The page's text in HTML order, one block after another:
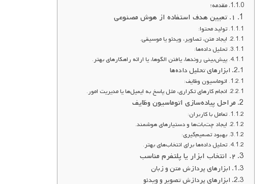
مقدمه:
۱. تعیین هدف استفاده از هوش مصنوعی
تولید محتوا:
ایجاد متن، تصاویر، ویدئو یا موسیقی.
تحلیل داده‌ها:
پیش‌بینی روندها، یافتن الگوها، یا ارائه راهکارهای بهتر.
ابزارهای تحلیل داده‌ها
اتوماسیون وظایف:
انجام کارهای تکراری، مثل پاسخ به ایمیل‌ها یا مدیریت امور.
مراحل پیاده‌سازی اتوماسیون وظایف
تعامل با کاربران:
ایجاد چت‌بات‌ها و دستیارهای هوشمند.
بهبود تصمیم‌گیری:
تحلیل داده‌ها برای انتخاب‌های بهتر.
۲. انتخاب ابزار یا پلتفرم مناسب
ابزارهای پردازش متن و زبان
ابزارهای پردازش تصویر و ویدئو